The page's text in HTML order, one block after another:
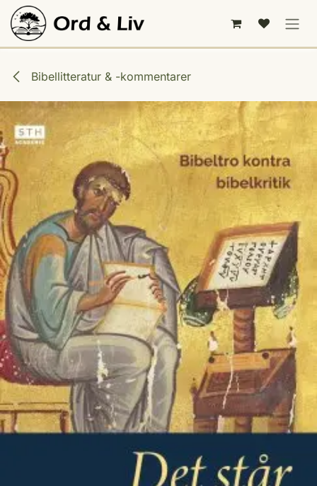
Hoppa till innehåll
Bibellitteratur & -kommentarer